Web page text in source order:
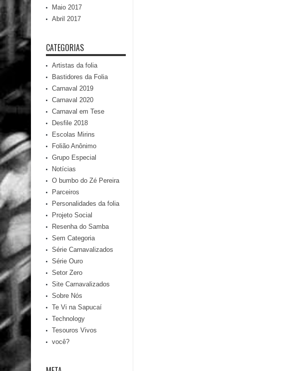
Maio 2017
Abril 2017
CATEGORIAS
Artistas da folia
Bastidores da Folia
Carnaval 2019
Carnaval 2020
Carnaval em Tese
Desfile 2018
Escolas Mirins
Folião Anônimo
Grupo Especial
Notícias
O bumbo do Zé Pereira
Parceiros
Personalidades da folia
Projeto Social
Resenha do Samba
Sem Categoria
Série Carnavalizados
Série Ouro
Setor Zero
Site Carnavalizados
Sobre Nós
Te Vi na Sapucaí
Technology
Tesouros Vivos
você?